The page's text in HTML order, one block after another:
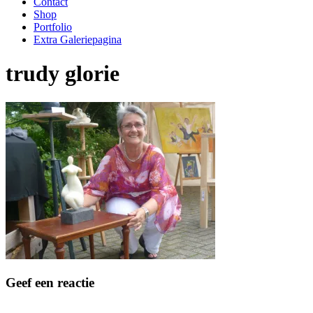
Shop
Portfolio
Extra Galeriepagina
trudy glorie
Geef een reactie